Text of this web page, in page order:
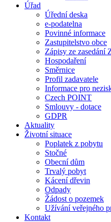
Úřad
Úřední deska
e-podatelna
Povinné informace
Zastupitelstvo obce
Zápisy ze zasedání
Hospodaření
Směrnice
Profil zadavatele
Informace pro
Czech POINT
Smlouvy - dotace
GDPR
Aktuality
Životní situace
Poplatek z pobytu
Stočné
Obecní dům
Trvalý pobyt
Kácení dřevin
Odpady
Žádost o pozemek
Užívání veřejného
Kontakt